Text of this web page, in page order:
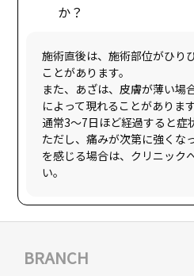
施術直後は、施術部位がひり
ことがあります。
また、あざは、皮膚が薄い場
によって現れることがあります
通常3〜7日ほど経過すると症
ただし、痛みが次第に強くな
を感じる場合は、クリニック
BRANCH